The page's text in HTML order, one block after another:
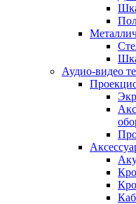
Аудио-видео